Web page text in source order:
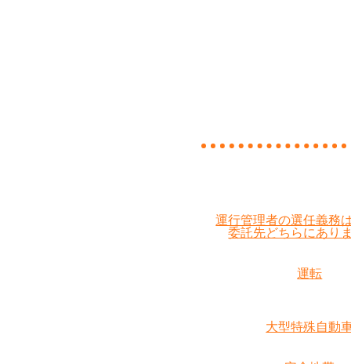
運行管理者の選任義務
委託先どちらにあり
運転
大型特殊自動